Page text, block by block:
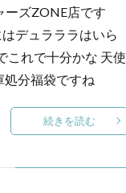
ーズZONE店です
デュラララはいら
これで十分かな 天使
分福袋ですね
続きを読む